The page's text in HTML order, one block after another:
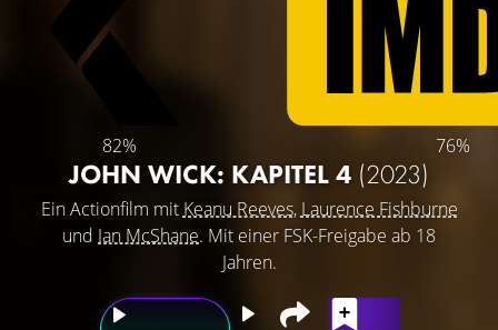
82% 76%
JOHN WICK: KAPITEL 4 (2023)
Ein Actionfilm mit Keanu Reeves, Laurence Fishburne
und Ian McShane. Mit einer FSK-Freigabe ab 18
Jahren.